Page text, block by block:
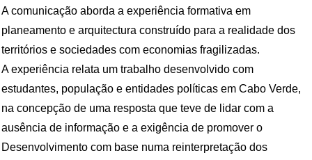
A comunicação aborda a experiência formativa em
planeamento e arquitectura construído para a realidade dos
territórios e sociedades com economias fragilizadas.
A experiência relata um trabalho desenvolvido com
estudantes, população e entidades políticas em Cabo Verde,
na concepção de uma resposta que teve de lidar com a
ausência de informação e a exigência de promover o
Desenvolvimento com base numa reinterpretação dos